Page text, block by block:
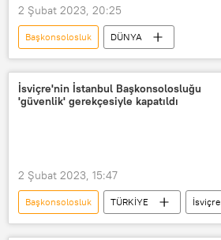
2 Şubat 2023, 20:25
Başkonsolosluk
DÜNYA
Ömer Çelik
Türkiye
Büyükelçilik
İsviçre'nin İstanbul Başkonsolosluğu
'güvenlik' gerekçesiyle kapatıldı
2 Şubat 2023, 15:47
Başkonsolosluk TÜRKİYE
İsviçre
İstanbul
başkonsolos